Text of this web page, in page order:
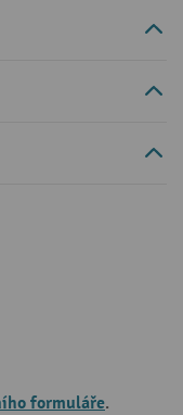
formuláře.